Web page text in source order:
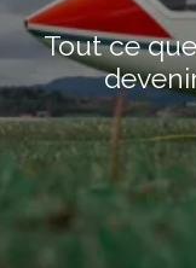
Tout ce